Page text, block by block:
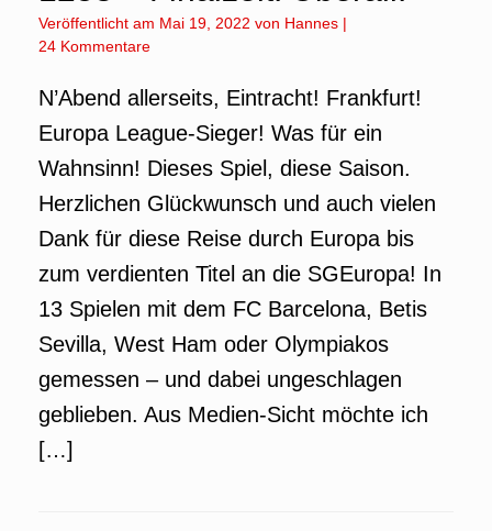
Veröffentlicht am Mai 19, 2022 von Hannes |
24 Kommentare
N’Abend allerseits, Eintracht! Frankfurt!
Europa League-Sieger! Was für ein
Wahnsinn! Dieses Spiel, diese Saison.
Herzlichen Glückwunsch und auch vielen
Dank für diese Reise durch Europa bis
zum verdienten Titel an die SGEuropa! In
13 Spielen mit dem FC Barcelona, Betis
Sevilla, West Ham oder Olympiakos
gemessen – und dabei ungeschlagen
geblieben. Aus Medien-Sicht möchte ich
[…]